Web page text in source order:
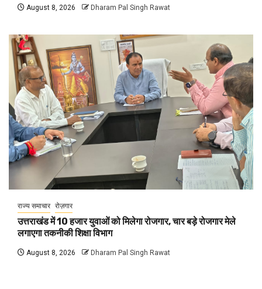
August 8, 2026 Dharam Pal Singh Rawat
राज्य समाचार रोज़गार
उत्तराखंड में 10 हजार युवाओं को मिलेगा रोजगार, चार बड़े रोजगार मेले
लगाएगा तकनीकी शिक्षा विभाग
August 8, 2026 Dharam Pal Singh Rawat